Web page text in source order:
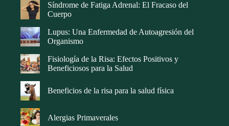
Síndrome de Fatiga Adrenal: El Fracaso del
Cuerpo
Lupus: Una Enfermedad de Autoagresión del
Organismo
Fisiología de la Risa: Efectos Positivos y
Beneficiosos para la Salud
Beneficios de la risa para la salud física
Alergias Primaverales